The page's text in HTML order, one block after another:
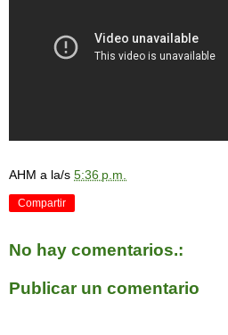
AHM a la/s 5:36 p.m.
Compartir
No hay comentarios.:
Publicar un comentario